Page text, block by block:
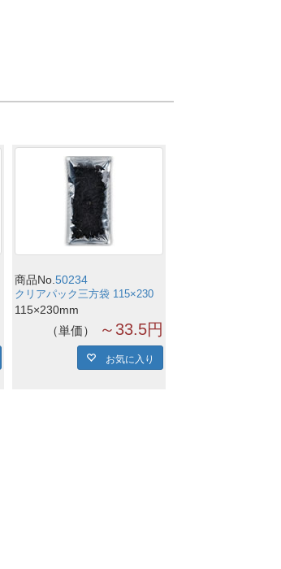
商品No.50234
クリアパック三方袋 115×230
115×230mm
単価 ～33.5円
お気に入り